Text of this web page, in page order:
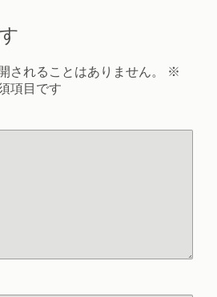
されることはありません。
※
項目です